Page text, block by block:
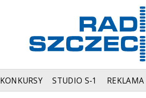
KONKURSY STUDIO S-1 REKLAMA